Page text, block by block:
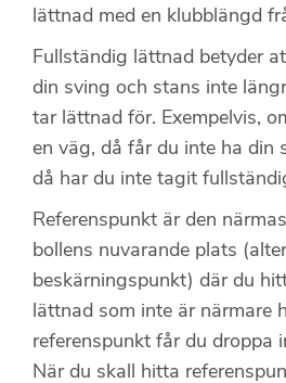
lättnad med en klubblängd
Fullständig lättnad betyder
din sving och stans inte
tar lättnad för. Exempelvis,
en väg, då får du inte ha din
då har du inte tagit
Referenspunkt är den
bollens nuvarande plats
beskärningspunkt) där du
lättnad som inte är närmare
referenspunkt får du droppa
När du skall hitta